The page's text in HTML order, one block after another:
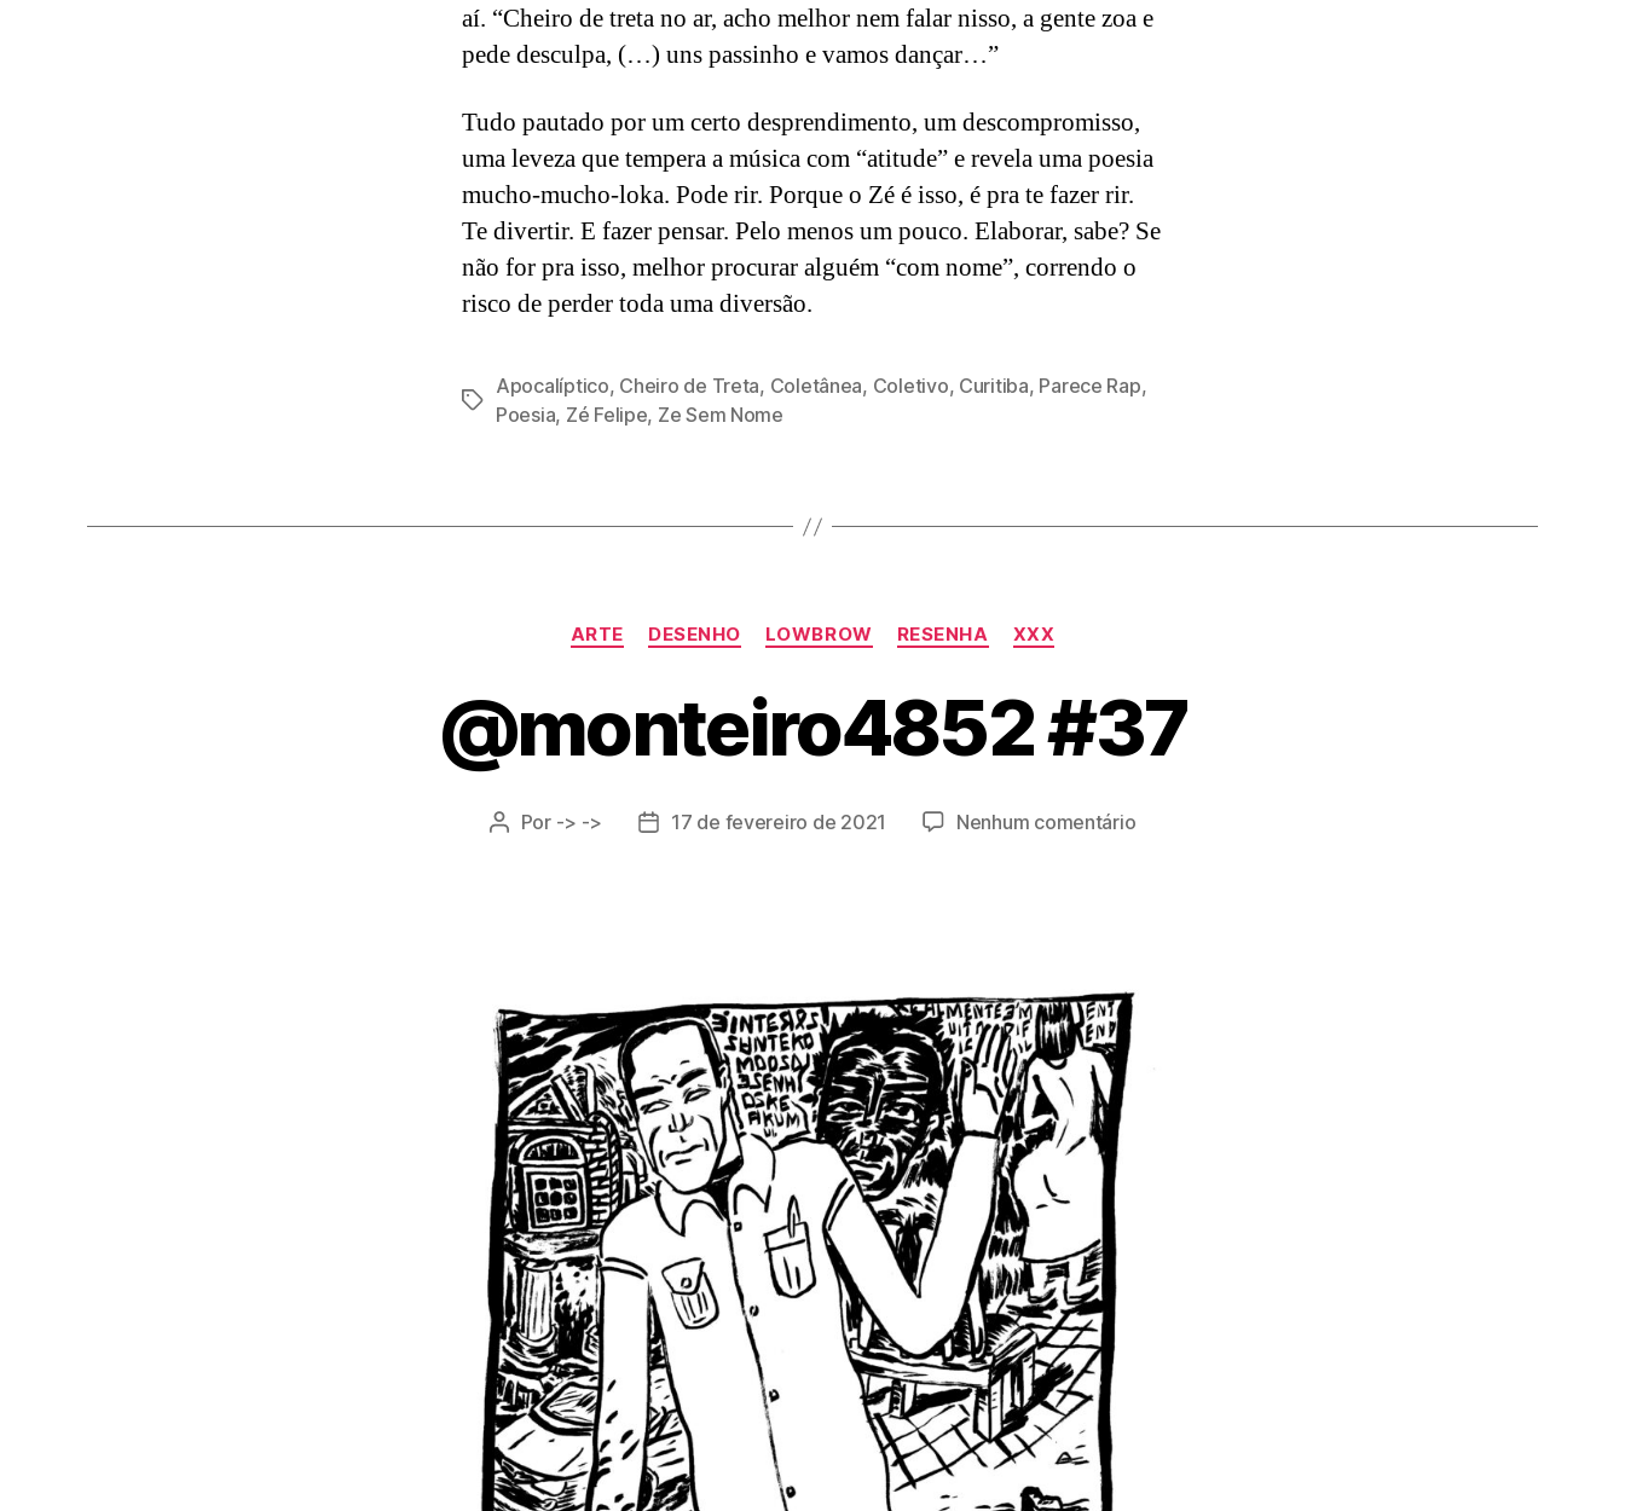
aí. “Cheiro de treta no ar, acho melhor nem falar nisso, a gente zoa e
pede desculpa, (…) uns passinho e vamos dançar…”
Tudo pautado por um certo desprendimento, um descompromisso,
uma leveza que tempera a música com “atitude” e revela uma poesia
mucho-mucho-loka. Pode rir. Porque o Zé é isso, é pra te fazer rir.
Te divertir. E fazer pensar. Pelo menos um pouco. Elaborar, sabe? Se
não for pra isso, melhor procurar alguém “com nome”, correndo o
risco de perder toda uma diversão.
Tags
Apocalíptico, Cheiro de Treta, Coletânea, Coletivo, Curitiba, Parece Rap,
Poesia, Zé Felipe, Ze Sem Nome
Categorias
ARTE DESENHO LOWBROW RESENHA XXX
@monteiro4852 #37
Autor
Por -> ->
Data17 de fevereiro de 2021 Nenhum comentárioem